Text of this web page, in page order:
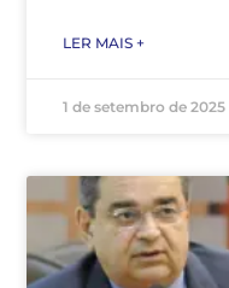
LER MAIS +
1 de setembro de 2025